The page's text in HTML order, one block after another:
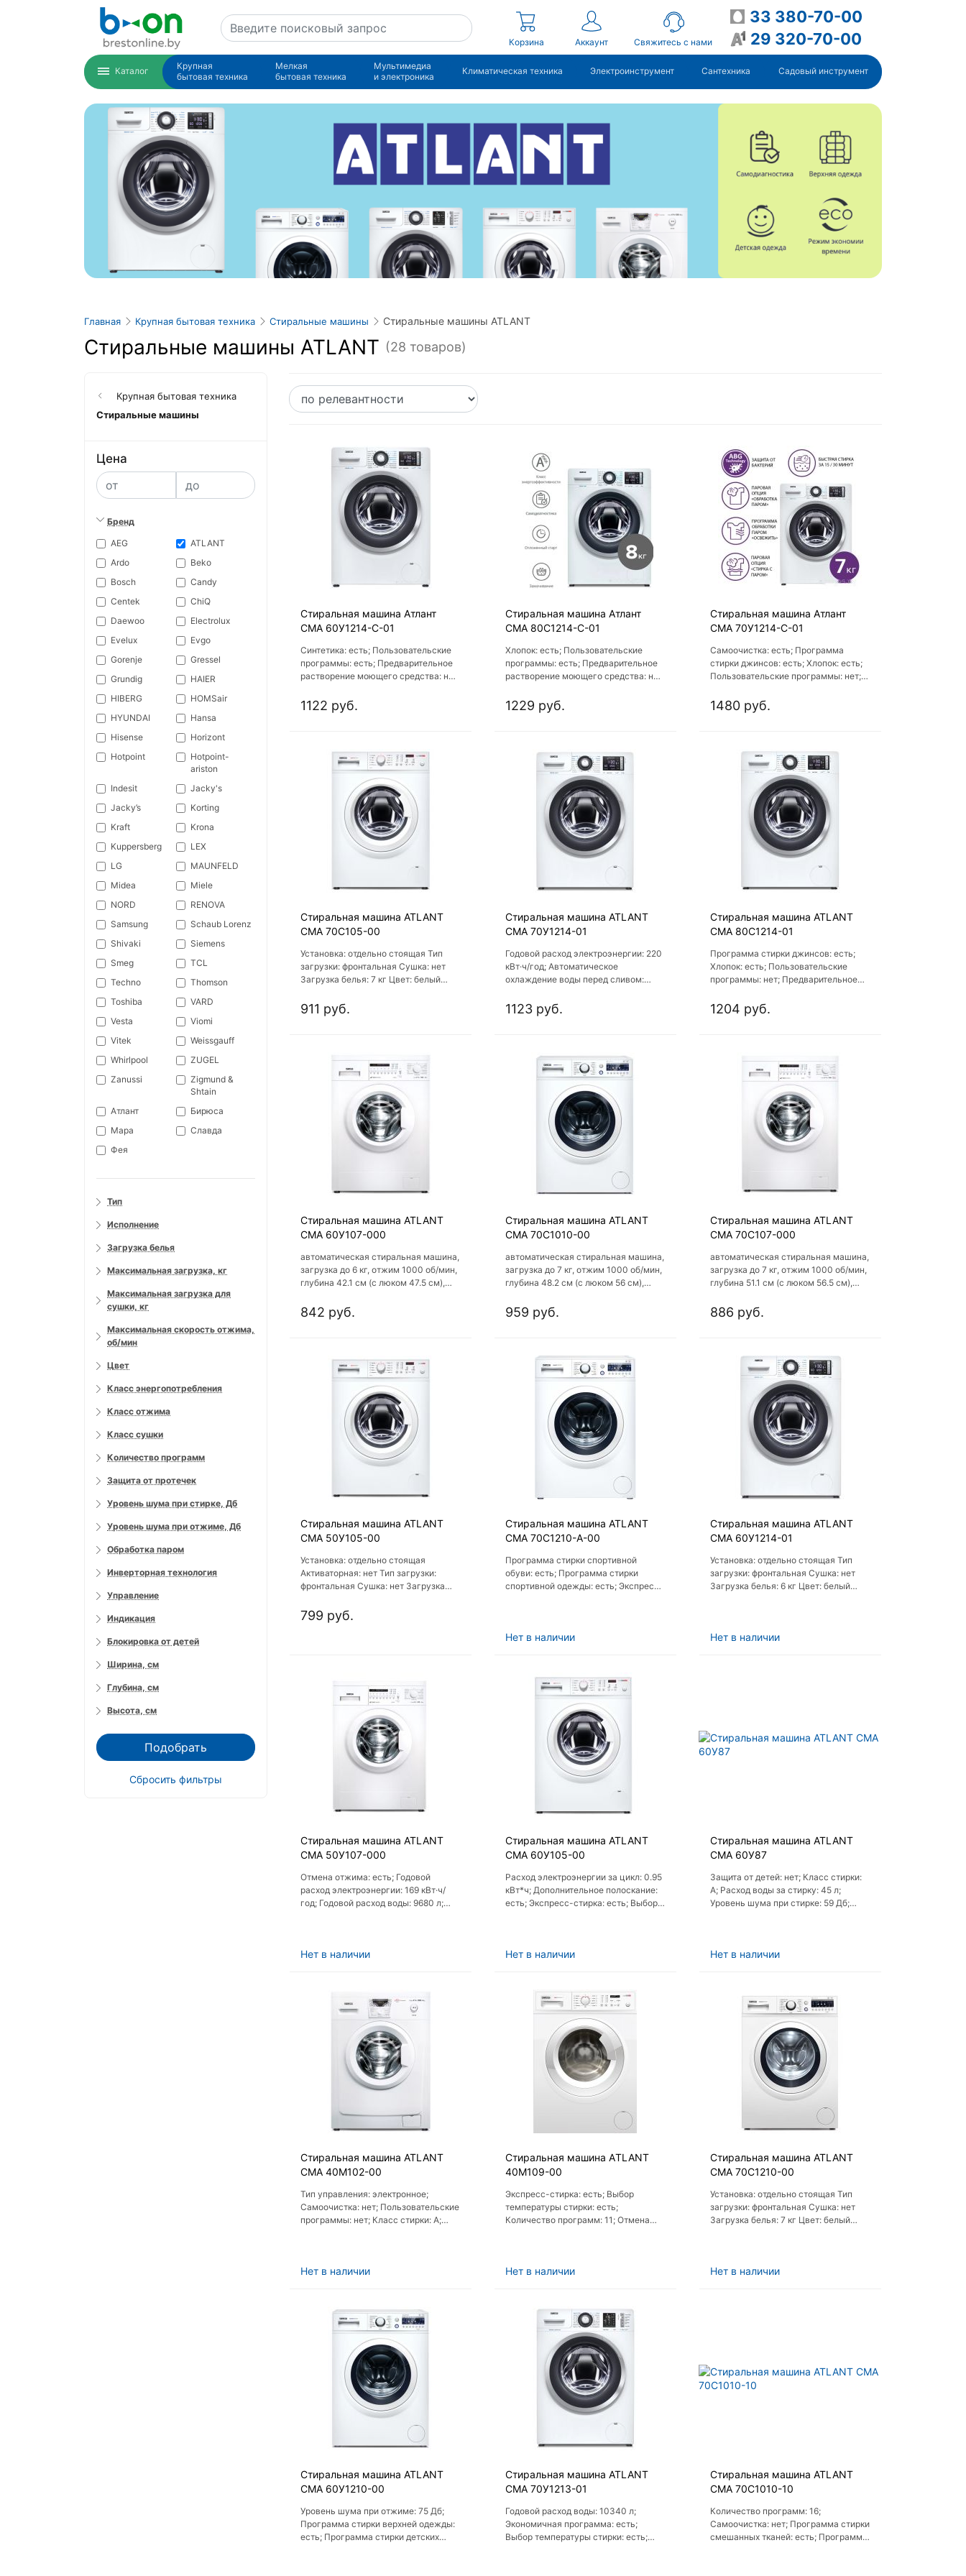
Корзина Аккаунт Свяжитесь с нами
33 380-70-00
29 320-70-00
Каталог
Крупная
бытовая техника
Мелкая
бытовая техника
Мультимедиа
и электроника
Климатическая техника Электроинструмент Сантехника Садовый инструмент
Главная Крупная бытовая техника Стиральные машины Стиральные машины ATLANT
Стиральные машины ATLANT (28 товаров)
Крупная бытовая техника
Стиральные машины
Цена
Бренд
AEG
ATLANT
Ardo
Beko
Bosch
Candy
Centek
ChiQ
Daewoo
Electrolux
Evelux
Evgo
Gorenje
Gressel
Grundig
HAIER
HIBERG
HOMSair
HYUNDAI
Hansa
Hisense
Horizont
Hotpoint
Hotpoint-
ariston
Indesit
Jacky's
Jacky’s
Korting
Kraft
Krona
Kuppersberg
LEX
LG
MAUNFELD
Midea
Miele
NORD
RENOVA
Samsung
Schaub Lorenz
Shivaki
Siemens
Smeg
TCL
Techno
Thomson
Toshiba
VARD
Vesta
Viomi
Vitek
Weissgauff
Whirlpool
ZUGEL
Zanussi
Zigmund &
Shtain
Атлант
Бирюса
Мара
Славда
Фея
Тип
Исполнение
Загрузка белья
Максимальная загрузка, кг
Максимальная загрузка для
сушки, кг
Максимальная скорость отжима,
об/мин
Цвет
Класс энергопотребления
Класс отжима
Класс сушки
Количество программ
Защита от протечек
Уровень шума при стирке, Дб
Уровень шума при отжиме, Дб
Обработка паром
Инверторная технология
Управление
Индикация
Блокировка от детей
Ширина, см
Глубина, см
Высота, см
Подобрать
Сбросить фильтры
Стиральная машина Атлант
СМА 60У1214-С-01
Синтетика: есть; Пользовательские
программы: есть; Предварительное
растворение моющего средства: нет;
Технологии: ABG Technology
1122 руб.
Стиральная машина Атлант
СМА 80С1214-С-01
Хлопок: есть; Пользовательские
программы: есть; Предварительное
растворение моющего средства: нет;
Класс стирки: A
1229 руб.
Стиральная машина Атлант
СМА 70У1214-С-01
Самоочистка: есть; Программа
стирки джинсов: есть; Хлопок: есть;
Пользовательские программы: нет;
моющего средства: нет
1480 руб.
Стиральная машина ATLANT
СМА 70С105-00
Установка: отдельно стоящая Тип
загрузки: фронтальная Сушка: нет
Загрузка белья: 7 кг Цвет: белый
Класс отжима: C
911 руб.
Стиральная машина ATLANT
СМА 70У1214-01
Годовой расход электроэнергии: 220
кВт·ч/год; Автоматическое
охлаждение воды перед сливом:
Программа стирки смешанных
тканей: есть; Программа стирки
1123 руб.
Стиральная машина ATLANT
СМА 80С1214-01
Программа стирки джинсов: есть;
Хлопок: есть; Пользовательские
программы: нет; Предварительное
Класс стирки: A
1204 руб.
Стиральная машина ATLANT
СМА 60У107-000
автоматическая стиральная машина,
загрузка до 6 кг, отжим 1000 об/мин,
глубина 42.1 см (с люком 47.5 см),
программ
842 руб.
Стиральная машина ATLANT
СМА 70С1010-00
автоматическая стиральная машина,
загрузка до 7 кг, отжим 1000 об/мин,
глубина 48.2 см (с люком 56 см),
протечек, 16 программ
959 руб.
Стиральная машина ATLANT
СМА 70С107-000
автоматическая стиральная машина,
загрузка до 7 кг, отжим 1000 об/мин,
глубина 51.1 см (с люком 56.5 см),
программ
886 руб.
Стиральная машина ATLANT
СМА 50У105-00
Установка: отдельно стоящая
Активаторная: нет Тип загрузки:
фронтальная Сушка: нет Загрузка
потребления энергии: A+
799 руб.
Стиральная машина ATLANT
СМА 70С1210-A-00
Программа стирки спортивной
обуви: есть; Программа стирки
спортивной одежды: есть; Экспресс-
Нет в наличии
Стиральная машина ATLANT
СМА 60У1214-01
Установка: отдельно стоящая Тип
загрузки: фронтальная Сушка: нет
Загрузка белья: 6 кг Цвет: белый
Нет в наличии
Стиральная машина ATLANT
СМА 50У107-000
Отмена отжима: есть; Годовой
расход электроэнергии: 169 кВт·ч/
год; Годовой расход воды: 9680 л;
Нет в наличии
Стиральная машина ATLANT
СМА 60У105-00
Расход электроэнергии за цикл: 0.95
кВт*ч; Дополнительное полоскание:
есть; Экспресс-стирка: есть; Выбор
Нет в наличии
Стиральная машина ATLANT
СМА 60У87
Защита от детей: нет; Класс стирки:
A; Расход воды за стирку: 45 л;
Уровень шума при стирке: 59 Дб;
Нет в наличии
Стиральная машина ATLANT
СМА 40М102-00
Тип управления: электронное;
Самоочистка: нет; Пользовательские
программы: нет; Класс стирки: A;
Нет в наличии
Стиральная машина АTLANT
40М109-00
Экспресс-стирка: есть; Выбор
температуры стирки: есть;
Количество программ: 11; Отмена
Нет в наличии
Стиральная машина ATLANT
СМА 70С1210-00
Установка: отдельно стоящая Тип
загрузки: фронтальная Сушка: нет
Загрузка белья: 7 кг Цвет: белый
Нет в наличии
Стиральная машина ATLANT
СМА 60У1210-00
Уровень шума при отжиме: 75 Дб;
Программа стирки верхней одежды:
есть; Программа стирки детских
Стиральная машина ATLANT
СМА 70У1213-01
Годовой расход воды: 10340 л;
Экономичная программа: есть;
Выбор температуры стирки: есть;
Стиральная машина ATLANT
СМА 70С1010-10
Количество программ: 16;
Самоочистка: нет; Программа стирки
смешанных тканей: есть; Программа